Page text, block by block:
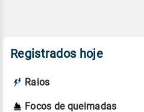
Registrados hoje
Raios
Focos de queimadas